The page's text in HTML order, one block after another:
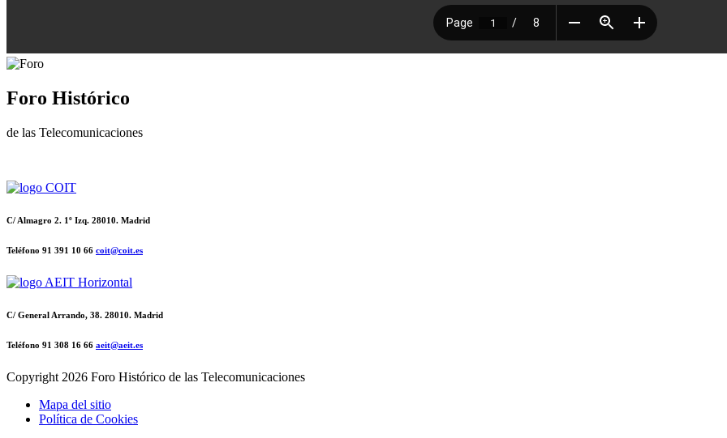
Foro Histórico
de las Telecomunicaciones
C/ Almagro 2. 1º Izq. 28010. Madrid
Teléfono 91 391 10 66 coit@coit.es
C/ General Arrando, 38. 28010. Madrid
Teléfono 91 308 16 66 aeit@aeit.es
Copyright 2026 Foro Histórico de las Telecomunicaciones
Mapa del sitio
Política de Cookies